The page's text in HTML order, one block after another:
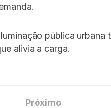
pública urbana
alivia a carga.
Próximo